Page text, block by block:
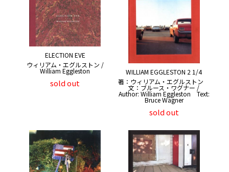
ELECTION EVE
ウィリアム・エグルストン /
William Eggleston
sold out
WILLIAM EGGLESTON 2 1/4
著：ウィリアム・エグルストン
文：ブルース・ワグナー /
Author: William Eggleston Text:
Bruce Wagner
sold out